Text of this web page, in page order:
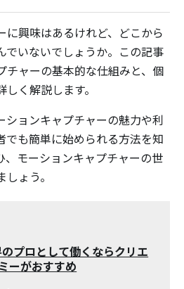
に興味はあるけれど、どこから
でいないでしょうか。この記事
チャーの基本的な仕組みと、個
く解説します。
ションキャプチャーの魅力や利
でも簡単に始められる方法を知
、モーションキャプチャーの世
ょう。
プロとして働くならクリエ
ーがおすすめ